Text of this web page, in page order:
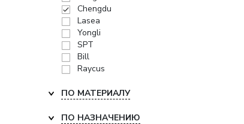
Chengdu
Lasea
Yongli
SPT
Bill
Raycus
ПО МАТЕРИАЛУ
ПО НАЗНАЧЕНИЮ